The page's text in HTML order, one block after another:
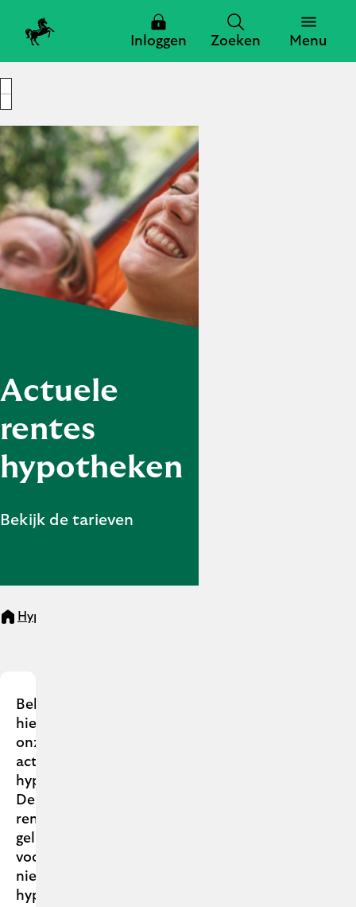
Inloggen Zoeken Menu
Zoeken
Zoeken
Actuele
rentes
hypotheken
Bekijk de tarieven
Hypotheken
Actuele rentes
Bekijk
hier
onze
actuele
hypotheekrentes.
Deze
rentes
gelden
voor
nieuwe
hypotheken